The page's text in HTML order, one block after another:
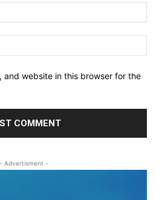
and website in this browser for the
- Advertisment -